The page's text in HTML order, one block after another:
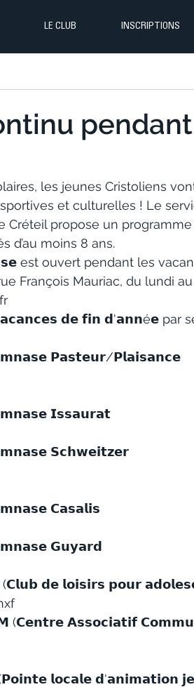
LE CLUB INSCRIPTIONS
les jeunes Cristoliens
et culturelles ! Le
Créteil propose un
d’au moins 8 ans.
est ouvert pendant les
François Mauriac, du lundi
𝗱𝗲 𝗳𝗶𝗻 𝗱'𝗮𝗻𝗻é𝗲 par
𝗣𝗮𝘀𝘁𝗲𝘂𝗿/𝗣𝗹𝗮𝗶𝘀𝗮𝗻𝗰𝗲
𝗜𝘀𝘀𝗮𝘂𝗿𝗮𝘁
𝗦𝗰𝗵𝘄𝗲𝗶𝘁𝘇𝗲𝗿
𝗖𝗮𝘀𝗮𝗹𝗶𝘀
𝗚𝘂𝘆𝗮𝗿𝗱
𝗱𝗲 𝗹𝗼𝗶𝘀𝗶𝗿𝘀 𝗽𝗼𝘂𝗿
(𝗖𝗲𝗻𝘁𝗿𝗲 𝗔𝘀𝘀𝗼𝗰𝗶𝗮𝘁𝗶𝗳
𝗹𝗼𝗰𝗮𝗹𝗲 𝗱'𝗮𝗻𝗶𝗺𝗮𝘁𝗶𝗼𝗻